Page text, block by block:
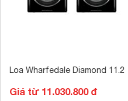
Loa Wharfedale Diamond 11.2
Giá từ 11.030.800 đ